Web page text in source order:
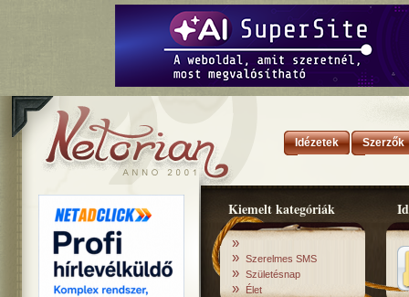
Idézetek Szerzők
Kiemelt kategóriák
»
» Szerelmes SMS
» Születésnap
» Élet